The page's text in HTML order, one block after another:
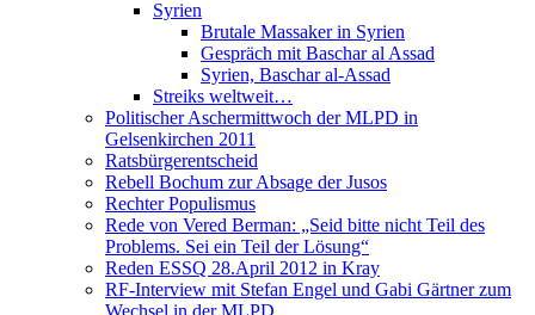
Syrien
Brutale Massaker in Syrien
Gespräch mit Baschar al Assad
Syrien, Baschar al-Assad
Streiks weltweit…
Politischer Aschermittwoch der MLPD in
Gelsenkirchen 2011
Ratsbürgerentscheid
Rebell Bochum zur Absage der Jusos
Rechter Populismus
Rede von Vered Berman: „Seid bitte nicht Teil des
Problems. Sei ein Teil der Lösung“
Reden ESSQ 28.April 2012 in Kray
RF-Interview mit Stefan Engel und Gabi Gärtner zum
Wechsel in der MLPD